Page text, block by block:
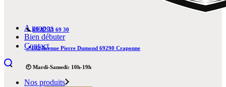
A propos
Bien débuter
Contact
Nos produits
📞09 87 53 69 30
📍102 Avenue Pierre Dumond 69290 Craponne
🕙 Mardi-Samedi: 10h-19h